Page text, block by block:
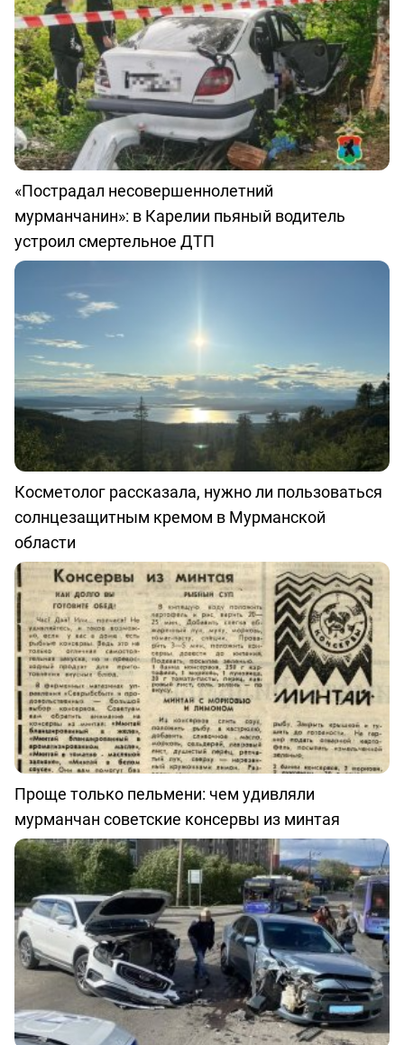
«Пострадал несовершеннолетний
мурманчанин»: в Карелии пьяный водитель
устроил смертельное ДТП
Косметолог рассказала, нужно ли пользоваться
солнцезащитным кремом в Мурманской
области
Проще только пельмени: чем удивляли
мурманчан советские консервы из минтая